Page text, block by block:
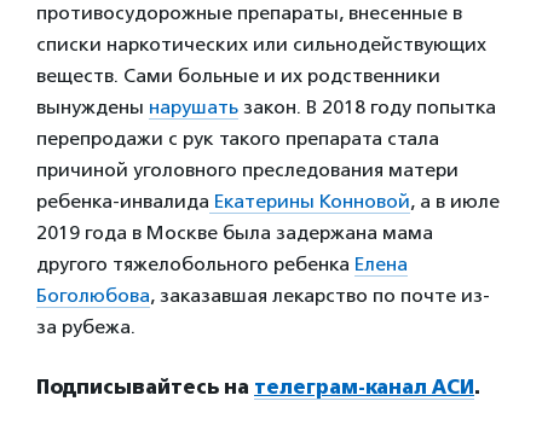
противосудорожные препараты, внесенные в
списки наркотических или сильнодействующих
веществ. Сами больные и их родственники
вынуждены нарушать закон. В 2018 году попытка
перепродажи с рук такого препарата стала
причиной уголовного преследования матери
ребенка-инвалида Екатерины Конновой, а в июле
2019 года в Москве была задержана мама
другого тяжелобольного ребенка Елена
Боголюбова, заказавшая лекарство по почте из-
за рубежа.
Подписывайтесь на телеграм-канал АСИ.